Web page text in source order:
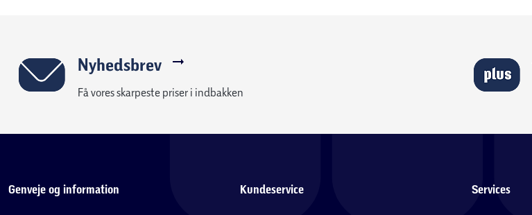
Nyhedsbrev
Få vores skarpeste priser i indbakken
Genveje og information Kundeservice Services